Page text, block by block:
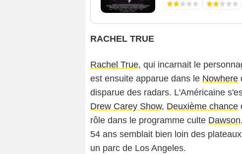
RACHEL TRUE
Rachel True, qui incarnait le
est ensuite apparue dans le Nowhere
disparue des radars. L'Américaine
Drew Carey Show, Deuxième chance
rôle dans le programme culte Dawson
54 ans semblait bien loin des
un parc de Los Angeles.